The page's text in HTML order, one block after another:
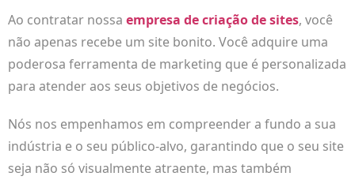
Ao contratar nossa empresa de criação de sites, você
não apenas recebe um site bonito. Você adquire uma
poderosa ferramenta de marketing que é personalizada
para atender aos seus objetivos de negócios.
Nós nos empenhamos em compreender a fundo a sua
indústria e o seu público-alvo, garantindo que o seu site
seja não só visualmente atraente, mas também